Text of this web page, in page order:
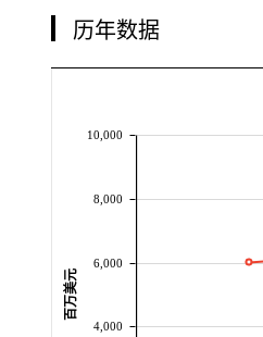
历年数据
4,000
6,000
8,000
10,000
百万美元